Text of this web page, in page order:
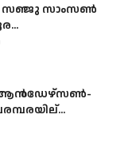
സഞ്ജു സാംസൺ
ആൻഡേഴ്സൺ-